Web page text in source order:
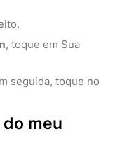
, toque em Sua
seguida, toque no
meu